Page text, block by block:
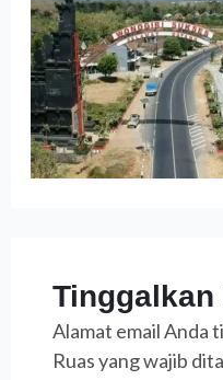
Tinggalkan
Alamat email Anda
Ruas yang wajib